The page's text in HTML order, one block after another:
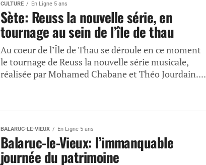
CULTURE En Ligne 5 ans
Sète: Reuss la nouvelle série, en
tournage au sein de l’île de thau
Au coeur de l’Île de Thau se déroule en ce moment
le tournage de Reuss la nouvelle série musicale,
réalisée par Mohamed Chabane et Théo Jourdain....
BALARUC-LE-VIEUX En Ligne 5 ans
Balaruc-le-Vieux: l’immanquable
journée du patrimoine